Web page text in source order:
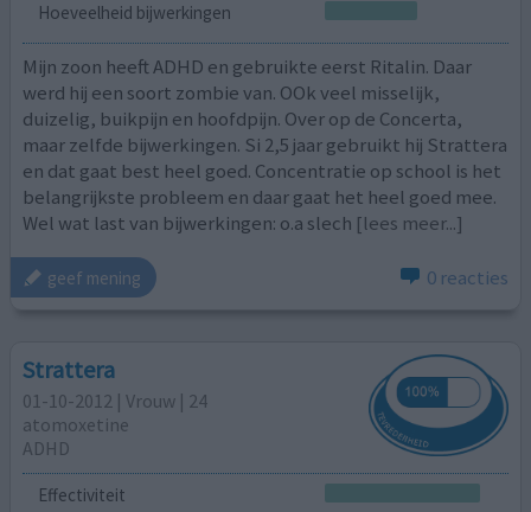
Hoeveelheid bijwerkingen
Mijn zoon heeft ADHD en gebruikte eerst Ritalin. Daar
werd hij een soort zombie van. OOk veel misselijk,
duizelig, buikpijn en hoofdpijn. Over op de Concerta,
maar zelfde bijwerkingen. Si 2,5 jaar gebruikt hij Strattera
en dat gaat best heel goed. Concentratie op school is het
belangrijkste probleem en daar gaat het heel goed mee.
Wel wat last van bijwerkingen: o.a slech [lees meer...]
geef mening 0 reacties
Strattera
01-10-2012 | Vrouw | 24
atomoxetine
ADHD
Effectiviteit